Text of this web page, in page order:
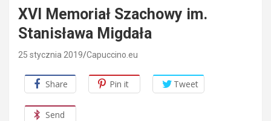
XVI Memoriał Szachowy im.
Stanisława Migdała
25 stycznia 2019 Capuccino.eu
Share Pin it Tweet
Send